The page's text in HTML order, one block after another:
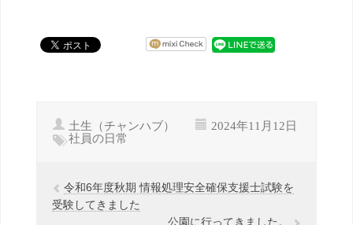
土生（チャンハブ） 2024年11月12日
社員の日常
令和6年度秋期 情報処理安全確保支援士試験を
受験してきました
公園に行ってきました。